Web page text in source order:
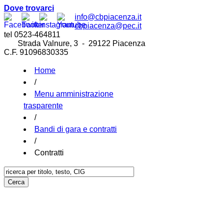
Dove trovarci
info@cbpiacenza.it
cbpiacenza@pec.it
tel 0523-464811
Strada Valnure, 3 - 29122 Piacenza
C.F. 91096830335
Home
/
Menu amministrazione
trasparente
/
Bandi di gara e contratti
/
Contratti